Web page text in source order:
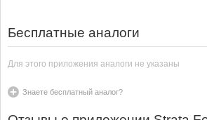
Бесплатные аналоги
Для этого приложения аналоги не указаны
Знаете бесплатный аналог?